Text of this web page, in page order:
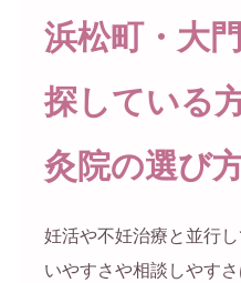
浜松町・大
探している
灸院の選び
妊活や不妊治療と並行
いやすさや相談しやす